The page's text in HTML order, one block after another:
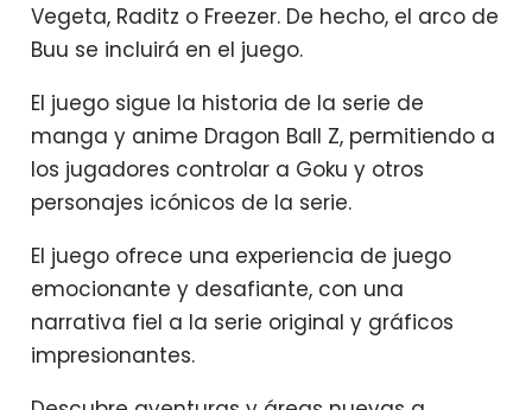
Vegeta, Raditz o Freezer. De hecho, el arco de
Buu se incluirá en el juego.
El juego sigue la historia de la serie de
manga y anime Dragon Ball Z, permitiendo a
los jugadores controlar a Goku y otros
personajes icónicos de la serie.
El juego ofrece una experiencia de juego
emocionante y desafiante, con una
narrativa fiel a la serie original y gráficos
impresionantes.